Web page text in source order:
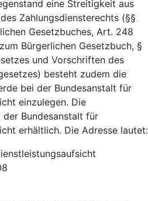
eine Streitigkeit aus
Zahlungsdiensterechts (§§
Gesetzbuches, Art. 248
Bürgerlichen Gesetzbuch, §
und Vorschriften des
besteht zudem die
bei der Bundesanstalt für
einzulegen. Die
Bundesanstalt für
erhältlich. Die Adresse lautet: